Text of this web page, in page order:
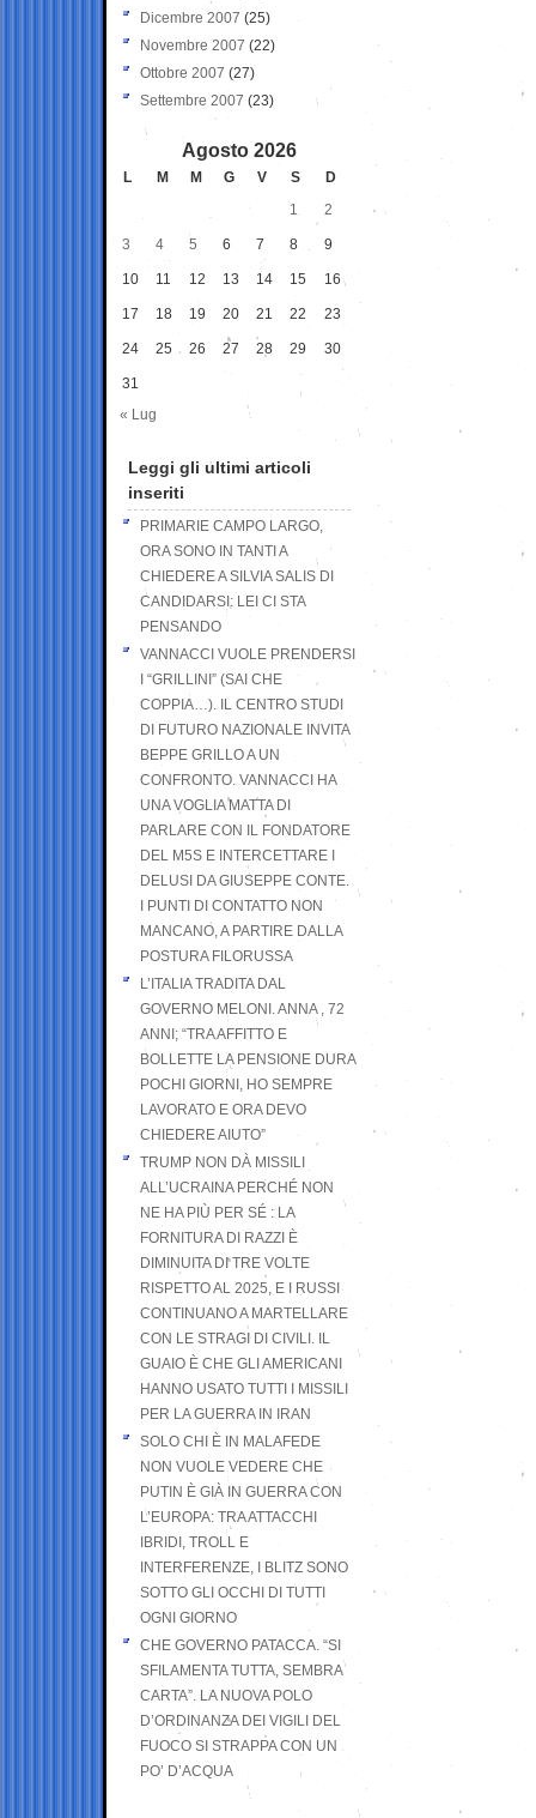
Dicembre 2007 (25)
Novembre 2007 (22)
Ottobre 2007 (27)
Settembre 2007 (23)
Agosto 2026
L M M G V S
D
1
2
3 4 5 6 7 8 9
10 11 12 13 14 15 16
17 18 19 20 21 22 23
24 25 26 27 28 29 30
31
« Lug
Leggi gli ultimi articoli
inseriti
PRIMARIE CAMPO LARGO,
ORA SONO IN TANTI A
CHIEDERE A SILVIA SALIS DI
CANDIDARSI: LEI CI STA
PENSANDO
VANNACCI VUOLE PRENDERSI
I “GRILLINI” (SAI CHE
COPPIA…). IL CENTRO STUDI
DI FUTURO NAZIONALE INVITA
BEPPE GRILLO A UN
CONFRONTO. VANNACCI HA
UNA VOGLIA MATTA DI
PARLARE CON IL FONDATORE
DEL M5S E INTERCETTARE I
DELUSI DA GIUSEPPE CONTE.
I PUNTI DI CONTATTO NON
MANCANO, A PARTIRE DALLA
POSTURA FILORUSSA
L’ITALIA TRADITA DAL
GOVERNO MELONI. ANNA , 72
ANNI; “TRA AFFITTO E
BOLLETTE LA PENSIONE DURA
POCHI GIORNI, HO SEMPRE
LAVORATO E ORA DEVO
CHIEDERE AIUTO”
TRUMP NON DÀ MISSILI
ALL’UCRAINA PERCHÉ NON
NE HA PIÙ PER SÉ : LA
FORNITURA DI RAZZI È
DIMINUITA DI TRE VOLTE
RISPETTO AL 2025, E I RUSSI
CONTINUANO A MARTELLARE
CON LE STRAGI DI CIVILI. IL
GUAIO È CHE GLI AMERICANI
HANNO USATO TUTTI I MISSILI
PER LA GUERRA IN IRAN
SOLO CHI È IN MALAFEDE
NON VUOLE VEDERE CHE
PUTIN È GIÀ IN GUERRA CON
L’EUROPA: TRA ATTACCHI
IBRIDI, TROLL E
INTERFERENZE, I BLITZ SONO
SOTTO GLI OCCHI DI TUTTI
OGNI GIORNO
CHE GOVERNO PATACCA. “SI
SFILAMENTA TUTTA, SEMBRA
CARTA”. LA NUOVA POLO
D’ORDINANZA DEI VIGILI DEL
FUOCO SI STRAPPA CON UN
PO’ D’ACQUA